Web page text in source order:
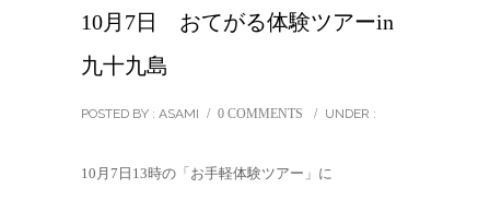
10月7日 おてがる体験ツアーin
九十九島
POSTED BY : ASAMI / 0 COMMENTS / UNDER :
10月7日13時の「お手軽体験ツアー」に